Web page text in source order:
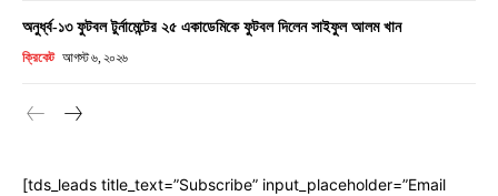
অনুর্ধ্ব-১৩ ফুটবল টুর্নামেন্টের ২৫ একাডেমিকে ফুটবল দিলেন সাইফুল আলম খান
ক্রিকেট আগস্ট ৬, ২০২৬
[tds_leads title_text=”Subscribe” input_placeholder=”Email